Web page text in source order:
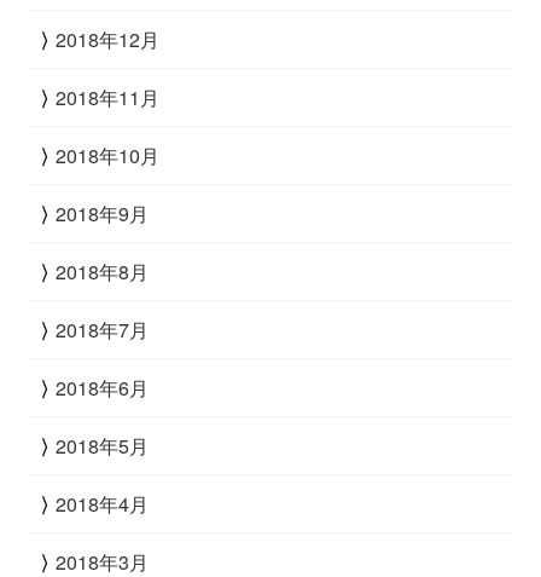
2018年12月
2018年11月
2018年10月
2018年9月
2018年8月
2018年7月
2018年6月
2018年5月
2018年4月
2018年3月